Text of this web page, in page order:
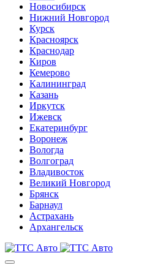
Новосибирск
Нижний Новгород
Курск
Красноярск
Краснодар
Киров
Кемерово
Калининград
Казань
Иркутск
Ижевск
Екатеринбург
Воронеж
Вологда
Волгоград
Владивосток
Великий Новгород
Брянск
Барнаул
Астрахань
Архангельск